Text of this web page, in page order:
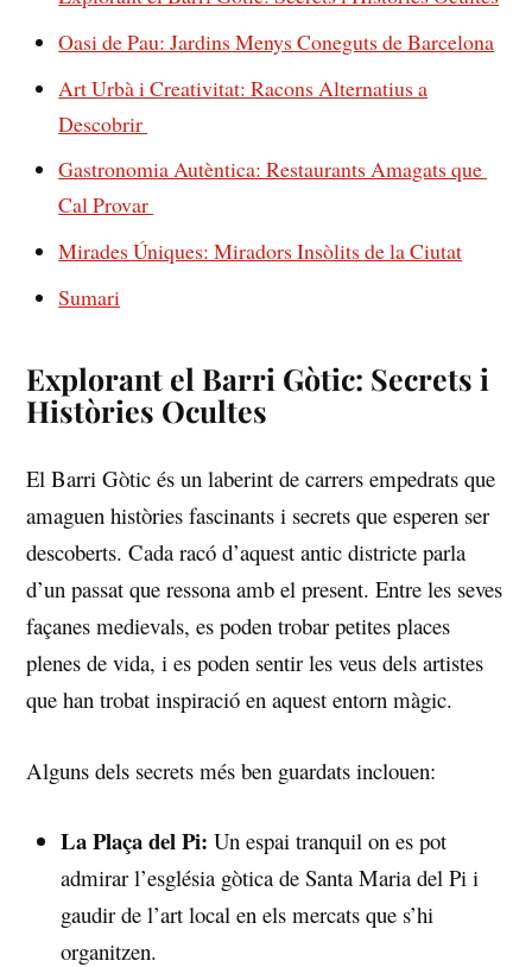
Oasi de Pau: ⁣Jardins Menys Coneguts de Barcelona
Art Urbà‍ i Creativitat: Racons ⁤Alternatius a
Descobrir ​​
Gastronomia Autèntica: ⁢Restaurants Amagats que ​
Cal Provar ⁢
Mirades Úniques: Miradors Insòlits de⁤ la Ciutat
Sumari
Explorant el Barri Gòtic: Secrets i
Històries Ocultes
El⁣ Barri ⁢Gòtic​ és‌ un laberint de carrers empedrats que
amaguen històries fascinants⁣ i secrets que esperen ser
descoberts. Cada racó d’aquest ⁣antic districte parla
d’un‍ passat que ‌ressona⁣ amb el​ present. Entre les seves
façanes ⁢medievals, es poden trobar petites places
plenes de vida, i es poden sentir les ⁢veus⁢ dels ⁤artistes
que ⁢han trobat inspiració ‍en aquest entorn màgic.
Alguns dels secrets més ben guardats inclouen:
La ‌Plaça del Pi: ⁢Un espai tranquil ‌on es pot
admirar l’església gòtica de Santa Maria del Pi i
gaudir ​de l’art local ⁢en els mercats que s’hi
organitzen.